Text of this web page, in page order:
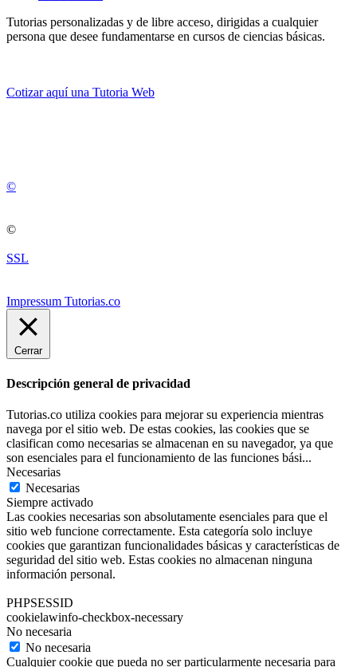
Tutorias personalizadas y de libre acceso, dirigidas a cualquier
persona que desee fundamentarse en cursos de ciencias básicas.
Cotizar aquí una Tutoria Web
©
©
SSL
Impressum Tutorias.co
Cerrar
Descripción general de privacidad
Tutorias.co utiliza cookies para mejorar su experiencia mientras
navega por el sitio web. De estas cookies, las cookies que se
clasifican como necesarias se almacenan en su navegador, ya que
son esenciales para el funcionamiento de las funciones bási...
Necesarias
Necesarias
Siempre activado
Las cookies necesarias son absolutamente esenciales para que el
sitio web funcione correctamente. Esta categoría solo incluye
cookies que garantizan funcionalidades básicas y características de
seguridad del sitio web. Estas cookies no almacenan ninguna
información personal.
PHPSESSID
cookielawinfo-checkbox-necessary
No necesaria
No necesaria
Cualquier cookie que pueda no ser particularmente necesaria para